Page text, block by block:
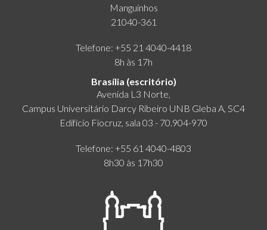
Manguinhos
21040-361
Telefone: +55 21 4040-4418
8h às 17h
Brasília (escritório)
Avenida L3 Norte,
Campus Universitário Darcy Ribeiro UNB Gleba A, SC4
Edifício Fiocruz, sala 03 - 70.904-970
Telefone: +55 61 4040-4803
8h30 às 17h30